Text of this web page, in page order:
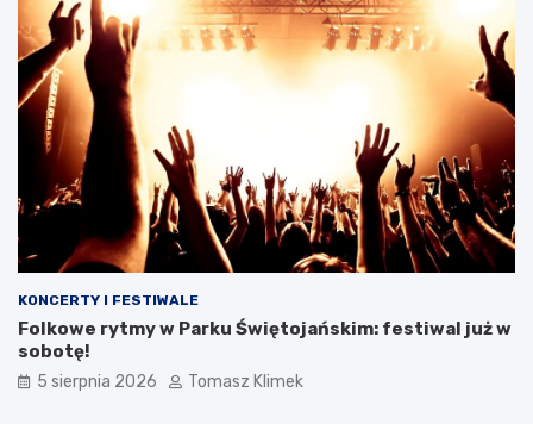
KONCERTY I FESTIWALE
Folkowe rytmy w Parku Świętojańskim: festiwal już w
sobotę!
5 sierpnia 2026 Tomasz Klimek